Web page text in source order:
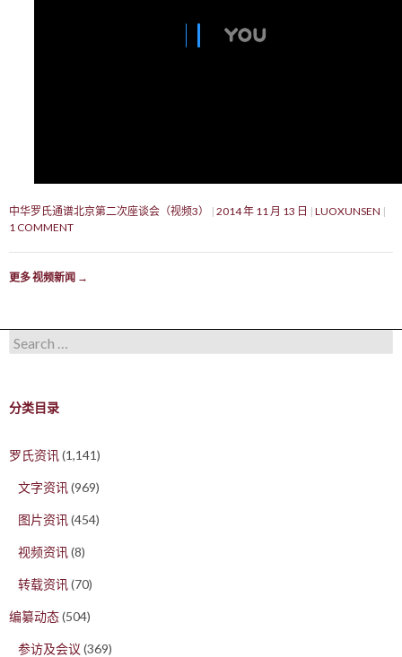
中华罗氏通谱北京第二次座谈会（视频3） 2014 年 11 月 13 日
LUOXUNSEN
1 COMMENT
更多 视频新闻 →
Search for:
分类目录
罗氏资讯(1,141)
文字资讯(969)
图片资讯(454)
视频资讯(8)
转载资讯(70)
编纂动态(504)
参访及会议 (369)